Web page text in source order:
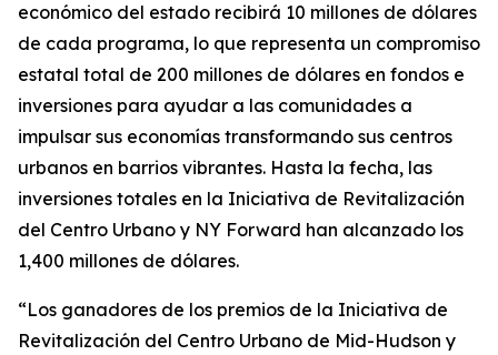
económico del estado recibirá 10 millones de dólares
de cada programa, lo que representa un compromiso
estatal total de 200 millones de dólares en fondos e
inversiones para ayudar a las comunidades a
impulsar sus economías transformando sus centros
urbanos en barrios vibrantes. Hasta la fecha, las
inversiones totales en la Iniciativa de Revitalización
del Centro Urbano y NY Forward han alcanzado los
1,400 millones de dólares.
“Los ganadores de los premios de la Iniciativa de
Revitalización del Centro Urbano de Mid-Hudson y